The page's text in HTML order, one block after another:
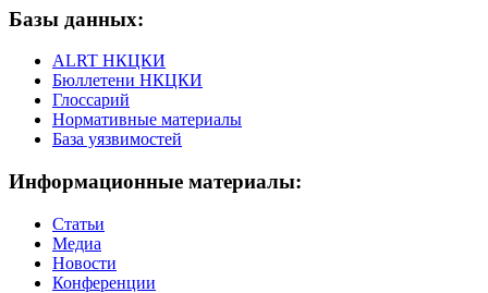
Базы данных:
ALRT НКЦКИ
Бюллетени НКЦКИ
Глоссарий
Нормативные материалы
База уязвимостей
Информационные материалы:
Статьи
Медиа
Новости
Конференции